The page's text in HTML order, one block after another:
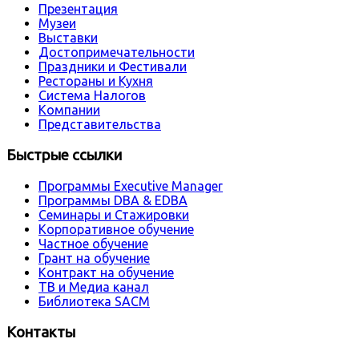
Презентация
Музеи
Выставки
Достопримечательности
Праздники и Фестивали
Рестораны и Кухня
Система Налогов
Компании
Представительства
Быстрые ссылки
Программы Executive Manager
Программы DBA & EDBA
Семинары и Стажировки
Корпоративное обучение
Частное обучение
Грант на обучение
Контракт на обучение
ТВ и Медиа канал
Библиотека SACM
Контакты